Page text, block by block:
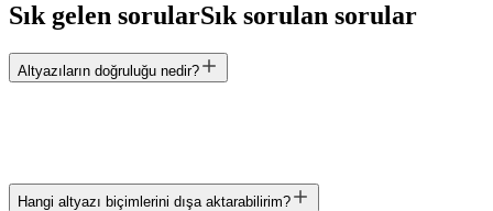
Altyazı dosyaları
SRT · VTT
Sık gelen sorularSık sorulan sorular
Altyazıların doğruluğu nedir?
Hangi altyazı biçimlerini dışa aktarabilirim?